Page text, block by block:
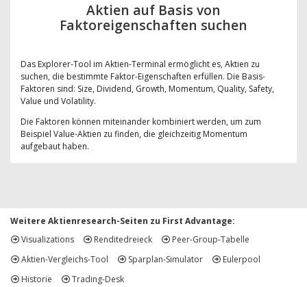
Aktien auf Basis von
Faktoreigenschaften suchen
Das Explorer-Tool im Aktien-Terminal ermöglicht es, Aktien zu
suchen, die bestimmte Faktor-Eigenschaften erfüllen. Die Basis-
Faktoren sind: Size, Dividend, Growth, Momentum, Quality, Safety,
Value und Volatility.
Die Faktoren können miteinander kombiniert werden, um zum
Beispiel Value-Aktien zu finden, die gleichzeitig Momentum
aufgebaut haben.
Weitere Aktienresearch-Seiten zu First Advantage:
Visualizations
Renditedreieck
Peer-Group-Tabelle
Aktien-Vergleichs-Tool
Sparplan-Simulator
Eulerpool
Historie
Trading-Desk